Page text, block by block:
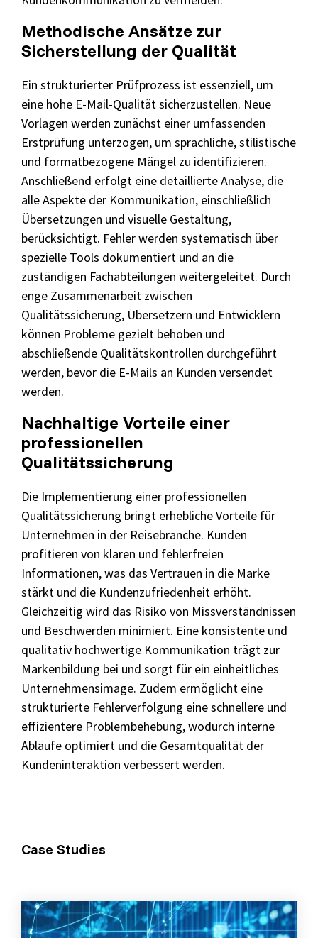
Methodische Ansätze zur
Sicherstellung der Qualität
Ein strukturierter Prüfprozess ist essenziell, um
eine hohe E-Mail-Qualität sicherzustellen. Neue
Vorlagen werden zunächst einer umfassenden
Erstprüfung unterzogen, um sprachliche, stilistische
und formatbezogene Mängel zu identifizieren.
Anschließend erfolgt eine detaillierte Analyse, die
alle Aspekte der Kommunikation, einschließlich
Übersetzungen und visuelle Gestaltung,
berücksichtigt. Fehler werden systematisch über
spezielle Tools dokumentiert und an die
zuständigen Fachabteilungen weitergeleitet. Durch
enge Zusammenarbeit zwischen
Qualitätssicherung, Übersetzern und Entwicklern
können Probleme gezielt behoben und
abschließende Qualitätskontrollen durchgeführt
werden, bevor die E-Mails an Kunden versendet
werden.
Nachhaltige Vorteile einer
professionellen
Qualitätssicherung
Die Implementierung einer professionellen
Qualitätssicherung bringt erhebliche Vorteile für
Unternehmen in der Reisebranche. Kunden
profitieren von klaren und fehlerfreien
Informationen, was das Vertrauen in die Marke
stärkt und die Kundenzufriedenheit erhöht.
Gleichzeitig wird das Risiko von Missverständnissen
und Beschwerden minimiert. Eine konsistente und
qualitativ hochwertige Kommunikation trägt zur
Markenbildung bei und sorgt für ein einheitliches
Unternehmensimage. Zudem ermöglicht eine
strukturierte Fehlerverfolgung eine schnellere und
effizientere Problembehebung, wodurch interne
Abläufe optimiert und die Gesamtqualität der
Kundeninteraktion verbessert werden.
Case Studies